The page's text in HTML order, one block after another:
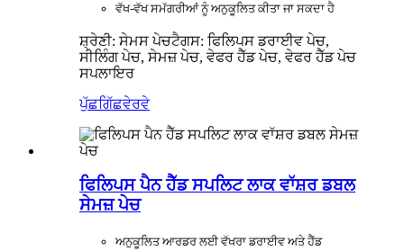
ਵੱਖ-ਵੱਖ ਸਮੱਗਰੀਆਂ ਨੂੰ ਅਨੁਕੂਲਿਤ ਕੀਤਾ ਜਾ ਸਕਦਾ ਹੈ
ਸ਼੍ਰੇਣੀ: ਸੇਮਸ ਪੇਚਟੈਗਸ: ਫਿਲਿਪਸ ਡਰਾਈਵ ਪੇਚ,
ਸੀਲਿੰਗ ਪੇਚ, ਸੇਮਜ਼ ਪੇਚ, ਵੇਫਰ ਹੈੱਡ ਪੇਚ, ਵੇਫਰ ਹੈੱਡ ਪੇਚ
ਸਪਲਾਇਰ
ਪੁੱਛਗਿੱਛਵੇਰਵੇ
ਫਿਲਿਪਸ ਪੈਨ ਹੈੱਡ ਸਪਲਿਟ ਲਾਕ ਵਾੱਸ਼ਰ ਡਬਲ
ਸੇਮਜ਼ ਪੇਚ
ਅਨੁਕੂਲਿਤ ਆਰਡਰ ਲਈ ਵੱਖਰਾ ਡਰਾਈਵ ਅਤੇ ਹੈੱਡ